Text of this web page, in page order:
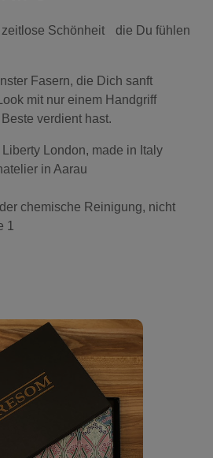
zeitlose Schönheit die Du fühlen
Fasern, die Dich sanft
mit nur einem Handgriff
verdient hast.
London, made in Italy
in Aarau
chemische Reinigung, nicht
1